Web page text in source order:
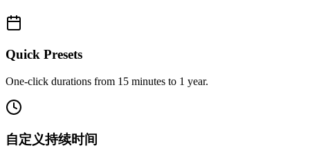
Quick Presets
One-click durations from 15 minutes to 1 year.
自定义持续时间